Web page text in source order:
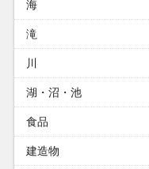
海
滝
川
湖・沼・池
食品
建造物